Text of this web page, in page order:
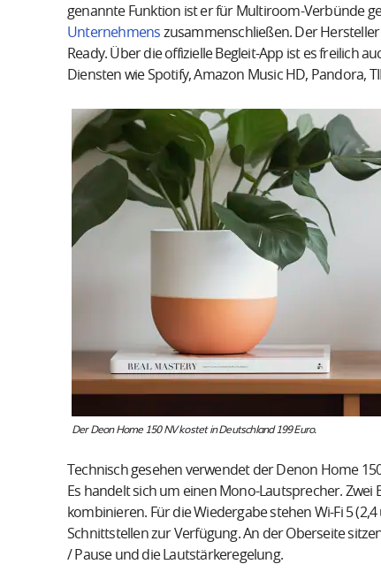
genannte Funktion ist er für Multiroom-Verbünde
Unternehmens zusammenschließen. Der
Ready. Über die offizielle Begleit-App ist es freilich
Diensten wie Spotify, Amazon Music HD, Pandora,
Der Deon Home 150 NV kostet in Deutschland 199 Euro.
Technisch gesehen verwendet der Denon Home
Es handelt sich um einen Mono-Lautsprecher.
kombinieren. Für die Wiedergabe stehen Wi-Fi 5
Schnittstellen zur Verfügung. An der Oberseite
/ Pause und die Lautstärkeregelung.